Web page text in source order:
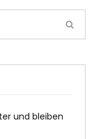
und bleiben